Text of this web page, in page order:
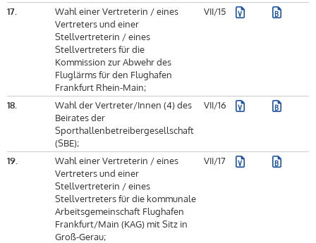
17.
Wahl einer Vertreterin / eines
Vertreters und einer
Stellvertreterin / eines
Stellvertreters für die
Kommission zur Abwehr des
Fluglärms für den Flughafen
Frankfurt Rhein-Main;
VII/15
18.
Wahl der Vertreter/Innen (4) des
Beirates der
Sporthallenbetreibergesellschaft
(SBE);
VII/16
19.
Wahl einer Vertreterin / eines
Vertreters und einer
Stellvertreterin / eines
Stellvertreters für die kommunale
Arbeitsgemeinschaft Flughafen
Frankfurt/Main (KAG) mit Sitz in
Groß-Gerau;
VII/17